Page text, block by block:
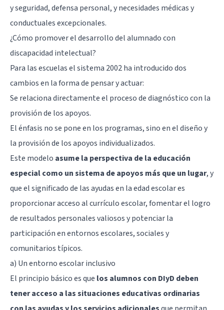
y seguridad, defensa personal, y necesidades médicas y
conductuales excepcionales.
¿Cómo promover el desarrollo del alumnado con
discapacidad intelectual?
Para las escuelas el sistema 2002 ha introducido dos
cambios en la forma de pensar y actuar:
Se relaciona directamente el proceso de diagnóstico con la
provisión de los apoyos.
El énfasis no se pone en los programas, sino en el diseño y
la provisión de los apoyos individualizados.
Este modelo asume la perspectiva de la educación
especial como un sistema de apoyos más que un lugar, y
que el significado de las ayudas en la edad escolar es
proporcionar acceso al currículo escolar, fomentar el logro
de resultados personales valiosos y potenciar la
participación en entornos escolares, sociales y
comunitarios típicos.
a) Un entorno escolar inclusivo
El principio básico es que los alumnos con DIyD deben
tener acceso a las situaciones educativas ordinarias